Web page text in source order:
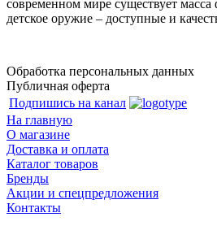
современном мире существует
детское оружие – доступные и
Обработка персональных данных
Публичная оферта
Подпишись на канал
На главную
О магазине
Доставка и оплата
Каталог товаров
Бренды
Акции и спецпредложения
Контакты